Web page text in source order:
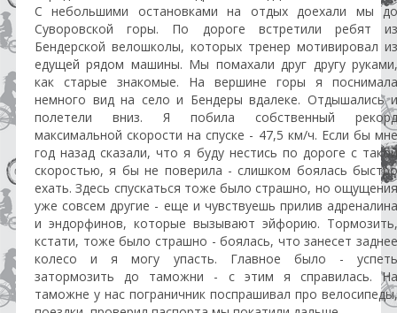
С небольшими остановками на отдых доехали мы до
Суворовской горы. По дороге встретили ребят из
Бендерской велошколы, которых тренер мотивировал из
едущей рядом машины. Мы помахали друг другу руками,
как старые знакомые. На вершине горы я поснимала
немного вид на село и Бендеры вдалеке. Отдышались и
полетели вниз. Я побила собственный рекорд
максимальной скорости на спуске - 47,5 км/ч. Если бы мне
год назад сказали, что я буду нестись по дороге с такой
скоростью, я бы не поверила - слишком боялась быстро
ехать. Здесь спускаться тоже было страшно, но ощущения
уже совсем другие - еще и чувствуешь прилив адреналина
и эндорфинов, которые вызывают эйфорию. Тормозить,
кстати, тоже было страшно - боялась, что занесет заднее
колесо и я могу упасть. Главное было - успеть
затормозить до таможни - с этим я справилась. На
таможне у нас пограничник поспрашивал про велосипеды,